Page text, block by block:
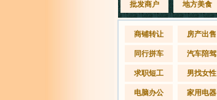
批发商户 地方美食
商铺转让 房产出售
同行拼车 汽车陪驾
求职短工 男找女性
电脑办公 家用电器